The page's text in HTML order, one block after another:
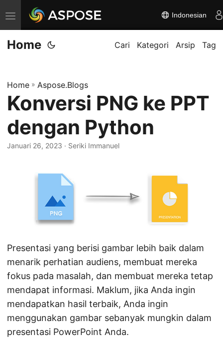
A
l
i
a
n
a
v
Indonesian
Home Cari Kategori Arsip Tag
Home » Aspose.Blogs
Konversi PNG ke PPT
dengan Python
Januari 26, 2023 · Seriki Immanuel
Presentasi yang berisi gambar lebih baik dalam
menarik perhatian audiens, membuat mereka
fokus pada masalah, dan membuat mereka tetap
mendapat informasi. Maklum, jika Anda ingin
mendapatkan hasil terbaik, Anda ingin
menggunakan gambar sebanyak mungkin dalam
presentasi PowerPoint Anda.